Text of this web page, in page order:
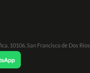
10106, San Francisco de Dos Ríos